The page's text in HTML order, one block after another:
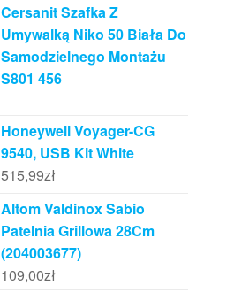
Cersanit Szafka Z
Umywalką Niko 50 Biała Do
Samodzielnego Montażu
S801 456
Honeywell Voyager-CG
9540, USB Kit White
515,99zł
Altom Valdinox Sabio
Patelnia Grillowa 28Cm
(204003677)
109,00zł